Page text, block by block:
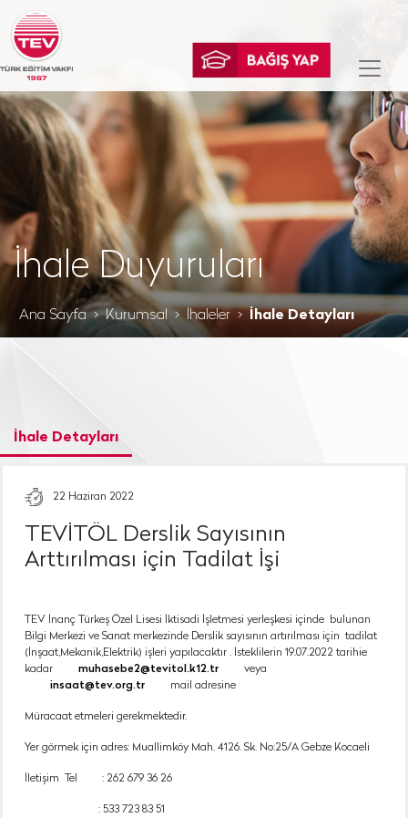
İhale Duyuruları
Ana Sayfa Kurumsal İhaleler İhale Detayları
İhale Detayları
22 Haziran 2022
TEVİTÖL Derslik Sayısının
Arttırılması için Tadilat İşi
TEV İnanç Türkeş Özel Lisesi İktisadi İşletmesi yerleşkesi içinde bulunan
Bilgi Merkezi ve Sanat merkezinde Derslik sayısının artırılması için tadilat
(İnşaat,Mekanik,Elektrik) işleri yapılacaktır . İsteklilerin 19.07.2022 tarihie
kadar
muhasebe2@tevitol.k12.tr
veya
insaat@tev.org.tr
mail adresine
Müracaat etmeleri gerekmektedir.
Yer görmek için adres: Muallimköy Mah. 4126. Sk. No:25/A Gebze Kocaeli
İletişim Tel : 262 679 36 26
: 533 723 83 51